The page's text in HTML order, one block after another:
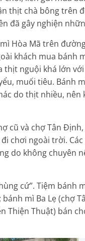
thịt chà bông trên
đã gây nghiện
Hòa Mã trên
khách mua bánh
nguội khá lớn
muối tiêu. Bánh
do thịt nhiều, nên
cũ và chợ Tân
chơi ngoài trời.
do không chuyên
cứ”. Tiệm bánh
mì Ba Lẹ (chợ
Thiện Thuật) bán